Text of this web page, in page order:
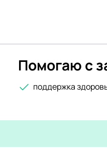
Помогаю с
поддержка